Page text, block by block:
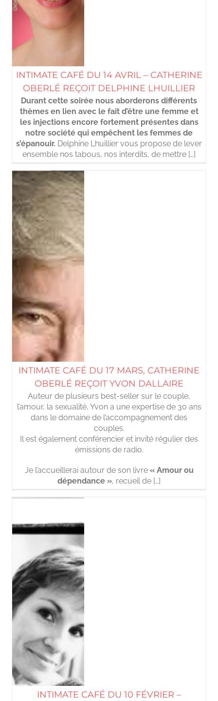
INTIMATE CAFÉ DU 14 AVRIL – CATHERINE
OBERLÉ REÇOIT DELPHINE LHUILLIER
Durant cette soirée nous aborderons différents
thèmes en lien avec le fait d’être une femme et
les injections encore fortement présentes dans
notre société qui empêchent les femmes de
s’épanouir. Delphine Lhuillier vous propose de lever
ensemble nos tabous, nos interdits, de mettre […]
INTIMATE CAFÉ DU 17 MARS, CATHERINE
OBERLÉ REÇOIT YVON DALLAIRE
Auteur de plusieurs best-seller sur le couple,
l’amour, la sexualité, Yvon a une expertise de 30 ans
dans le domaine de l’accompagnement des
couples.
Il est également conférencier et invité régulier des
émissions de radio.
Je l’accueillerai autour de son livre « Amour ou
dépendance », recueil de […]
INTIMATE CAFÉ DU 10 FÉVRIER –